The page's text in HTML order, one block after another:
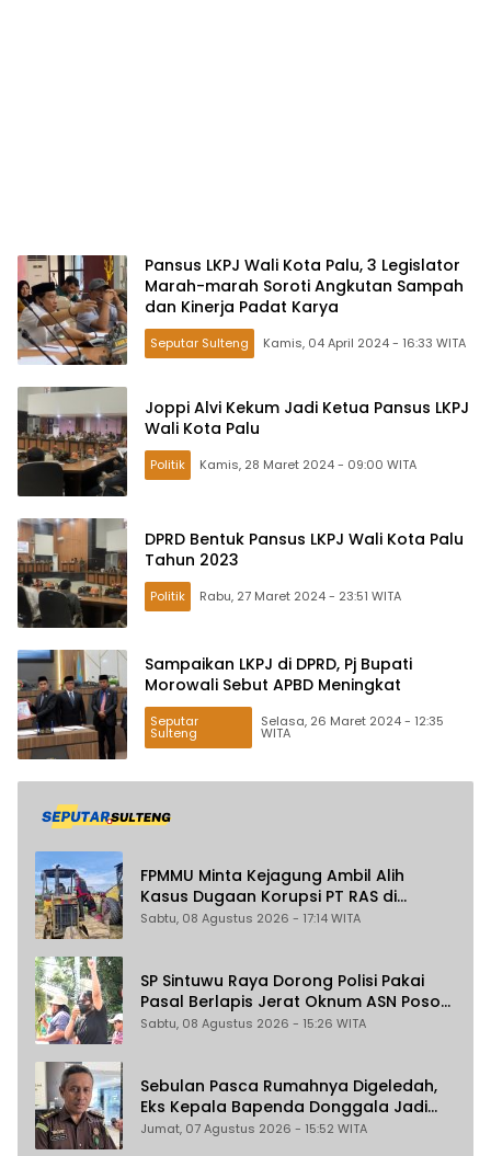
Pansus LKPJ Wali Kota Palu, 3 Legislator
Marah-marah Soroti Angkutan Sampah
dan Kinerja Padat Karya
Seputar Sulteng Kamis, 04 April 2024 - 16:33 WITA
Joppi Alvi Kekum Jadi Ketua Pansus LKPJ
Wali Kota Palu
Politik Kamis, 28 Maret 2024 - 09:00 WITA
DPRD Bentuk Pansus LKPJ Wali Kota Palu
Tahun 2023
Politik Rabu, 27 Maret 2024 - 23:51 WITA
Sampaikan LKPJ di DPRD, Pj Bupati
Morowali Sebut APBD Meningkat
Seputar
Sulteng
Selasa, 26 Maret 2024 - 12:35
WITA
FPMMU Minta Kejagung Ambil Alih
Kasus Dugaan Korupsi PT RAS di
Morowali Utara
Sabtu, 08 Agustus 2026 - 17:14 WITA
SP Sintuwu Raya Dorong Polisi Pakai
Pasal Berlapis Jerat Oknum ASN Poso
Terlibat Dugaan Pelecehan Seksual
Sabtu, 08 Agustus 2026 - 15:26 WITA
Sebulan Pasca Rumahnya Digeledah,
Eks Kepala Bapenda Donggala Jadi
Tersangka Dugaan Korupsi
Jumat, 07 Agustus 2026 - 15:52 WITA